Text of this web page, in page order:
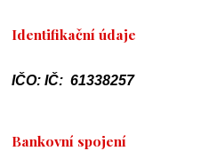
Identifikační údaje
IČO: IČ: 61338257
Bankovní spojení